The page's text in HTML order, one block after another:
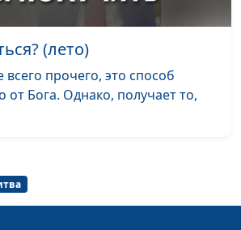
Роман Маринин,
в
Роман Маринин,
в
(лето)
прочего, это способ
от Бога. Однако, получает то,